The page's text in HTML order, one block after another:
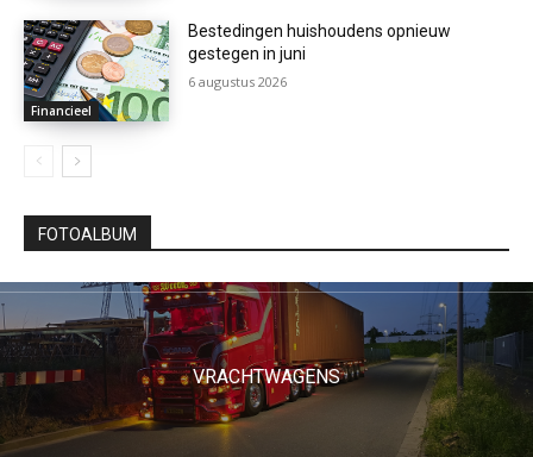
Financieel
Bestedingen huishoudens opnieuw
gestegen in juni
6 augustus 2026
FOTOALBUM
VRACHTWAGENS